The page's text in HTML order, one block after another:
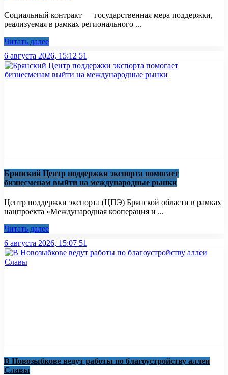
Социальный контракт — государственная мера поддержки,
реализуемая в рамках регионального ...
Читать далее
6 августа 2026, 15:12 51
Брянский Центр поддержки экспорта помогает
бизнесменам выйти на международные рынки
Центр поддержки экспорта (ЦПЭ) Брянской области в рамках
нацпроекта «Международная кооперация и ...
Читать далее
6 августа 2026, 15:07 51
В Новозыбкове ведут работы по благоустройству аллеи
Славы